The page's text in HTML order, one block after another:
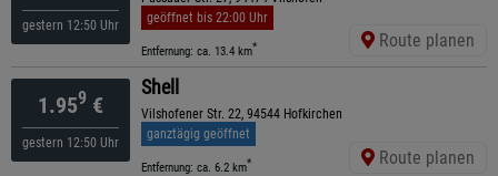
gestern 12:50 Uhr
geöffnet bis 22:00 Uhr
Entfernung: ca. 13.4 km* Route planen
1.959 €
gestern 12:50 Uhr
Shell
Vilshofener Str. 22, 94544 Hofkirchen
ganztägig geöffnet
Entfernung: ca. 6.2 km* Route planen